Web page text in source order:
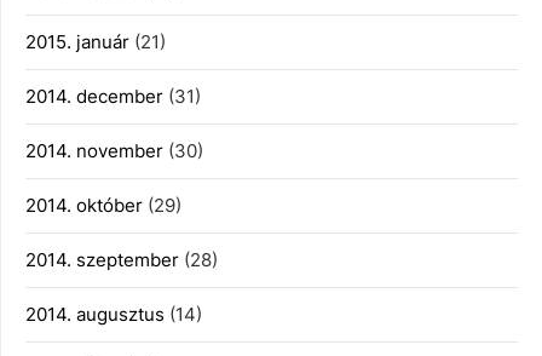
2015. január (21)
2014. december (31)
2014. november (30)
2014. október (29)
2014. szeptember (28)
2014. augusztus (14)